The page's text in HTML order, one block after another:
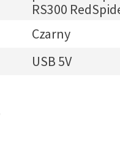
RS300
Czarny
USB 5V